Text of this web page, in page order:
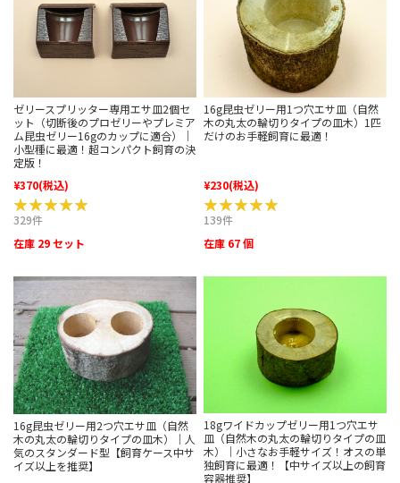
ゼリースプリッター専用エサ皿2個セ
ット（切断後のプロゼリーやプレミア
ム昆虫ゼリー16gのカップに適合）｜
小型種に最適！超コンパクト飼育の決
定版！
¥370(税込)
★★★★★
★★★★★
329件
在庫 29 セット
16g昆虫ゼリー用1つ穴エサ皿（自然
木の丸太の輪切りタイプの皿木）1匹
だけのお手軽飼育に最適！
¥230(税込)
★★★★★
★★★★★
139件
在庫 67 個
16g昆虫ゼリー用2つ穴エサ皿（自然
木の丸太の輪切りタイプの皿木）｜人
気のスタンダード型【飼育ケース中サ
イズ以上を推奨】
18gワイドカップゼリー用1つ穴エサ
皿（自然木の丸太の輪切りタイプの皿
木）｜小さなお手軽サイズ！オスの単
独飼育に最適！【中サイズ以上の飼育
容器推奨】